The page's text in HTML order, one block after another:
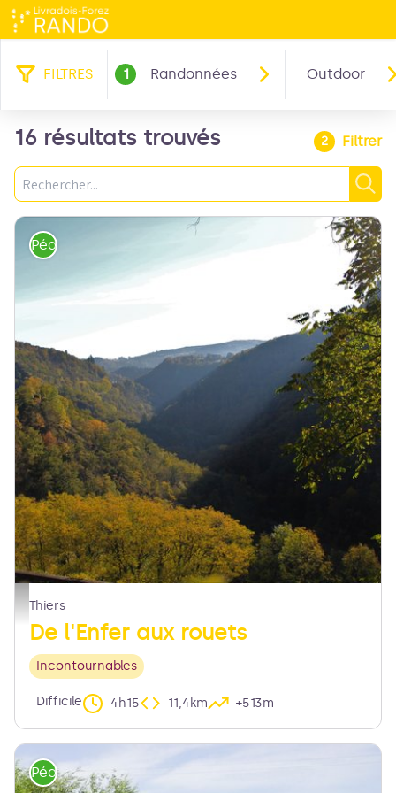
FILTRES 1 Randonnées Outdoor
16 résultats trouvés 2 Filtrer
Recherche
La vallée des Rouets - MDT
Pédestre
Thiers
De l'Enfer aux rouets
Incontournables
Difficile 4h15 11,4km +513m
Pédestre